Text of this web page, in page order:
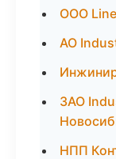
ООО
АО
ЗАО
НПП